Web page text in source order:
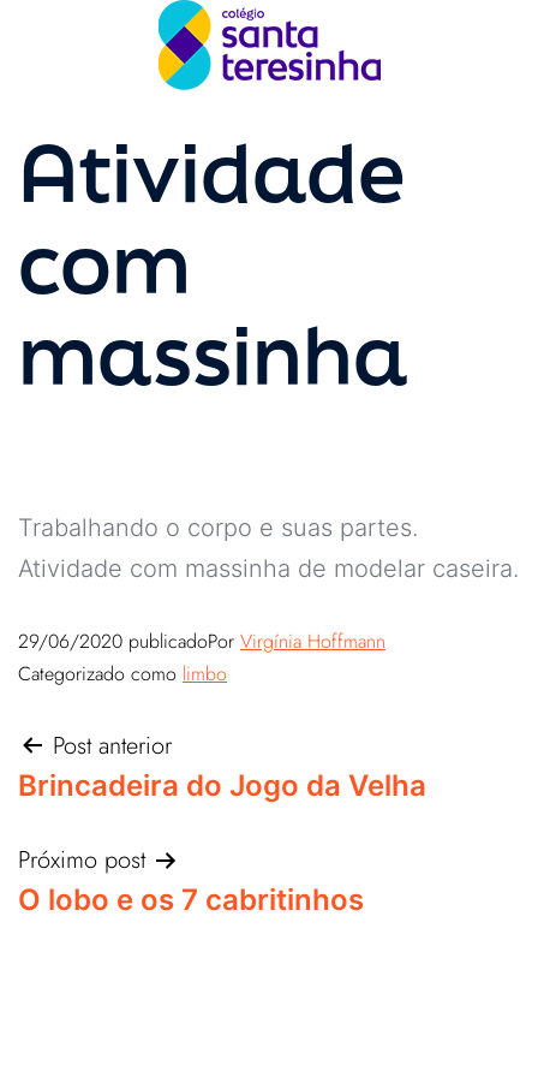
Atividade
com
massinha
Trabalhando o corpo e suas partes.
Atividade com massinha de modelar caseira.
29/06/2020 publicadoPor Virgínia Hoffmann
Categorizado como limbo
Post anterior
Brincadeira do Jogo da Velha
Próximo post
O lobo e os 7 cabritinhos